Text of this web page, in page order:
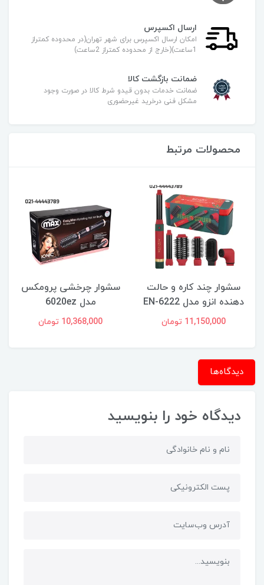
ارسال اکسپرس
امکان ارسال اکسپرس برای شهر تهران(در محدوده کمتراز
1ساعت)(خارج از محدوده کمتراز 2ساعت)
ضمانت بازگشت کالا
ضمانت خدمات بدون قیدو شرط کالا در صورت وجود
مشکل فنی درخرید غیرحضوری
محصولات مرتبط
سشوار چند کاره و حالت
دهنده انزو مدل EN-6222
11,150,000 تومان
سشوار چرخشی پرومکس
مدل 6020ez
10,368,000 تومان
دیدگاه‌ها
دیدگاه خود را بنویسید